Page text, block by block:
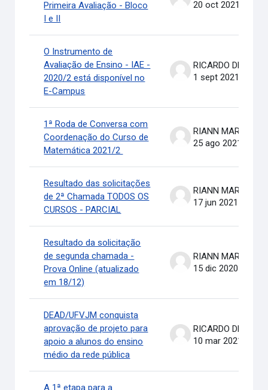
Primeira Avaliação - Bloco
I e II
20 oct 2021
O Instrumento de
Avaliação de Ensino - IAE -
2020/2 está disponível no
E-Campus
1 sept 2021
1ª Roda de Conversa com
Coordenação do Curso de
Matemática 2021/2
25 ago 2021
Resultado das solicitações
de 2ª Chamada TODOS OS
CURSOS - PARCIAL
17 jun 2021
Resultado da solicitação
de segunda chamada -
Prova Online (atualizado
em 18/12)
15 dic 2020
DEAD/UFVJM conquista
aprovação de projeto para
apoio a alunos do ensino
médio da rede pública
10 mar 2021
A 1ª etapa para a